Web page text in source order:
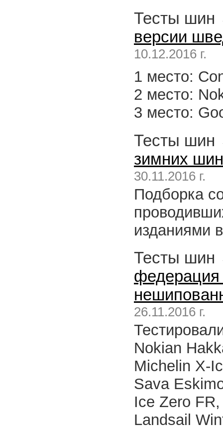
Тесты
версии
10.12.2016 г.
1 место:
2 место:
3 место:
Тесты
зимних
30.11.2016 г.
Подборка
изданиями
Тесты
федерация
26.11.2016 г.
Nokian
Michelin X-
Sava
Ice Zero
Landsail